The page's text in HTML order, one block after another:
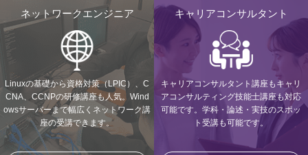
ネットワークエンジニア
Linuxの基礎から資格対策（LPIC）、C
CNA、CCNPの研修講座も人気。Wind
owsサーバーまで幅広くネットワーク講
座の受講できます。
キャリアコンサルタント
キャリアコンサルタント講座もキャリ
アコンサルティング技能士講座も対応
可能です。学科・論述・実技のスポッ
ト受講も可能です。